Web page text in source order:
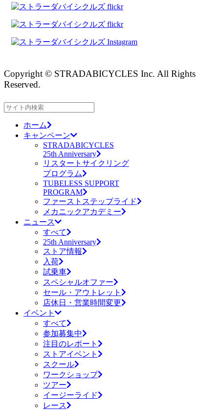
Copyright © STRADABICYCLES Inc. All Rights
Reserved.
ホーム
キャンペーン
STRADABICYCLES
25th Anniversary
リスタートサイクリング
プログラム
TUBELESS SUPPORT
PROGRAM
ファーストステップライド
メカニックアカデミー
ニュース
すべて
25th Anniversary
ストア情報
入荷
試乗車
スペシャルオファー
セール・アウトレット
店休日・営業時間変更
イベント
すべて
参加募集中
注目のレポート
ストアイベント
スクール
ワークショップ
ツアー
イージーライド
レース